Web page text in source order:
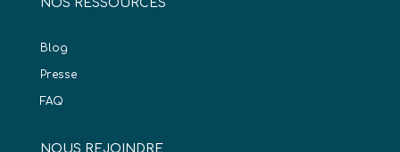
NOS RESSOURCES
Blog
Presse
FAQ
NOUS REJOINDRE